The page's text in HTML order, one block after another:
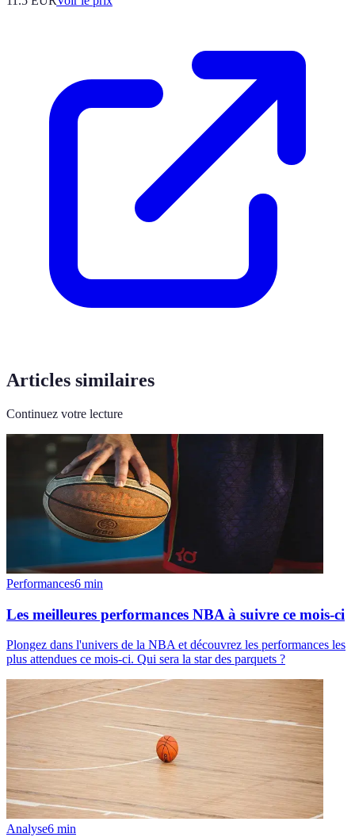
Articles similaires
Continuez votre lecture
Performances6 min
Les meilleures performances NBA à suivre ce mois-ci
Plongez dans l'univers de la NBA et découvrez les performances les
plus attendues ce mois-ci. Qui sera la star des parquets ?
Analyse6 min